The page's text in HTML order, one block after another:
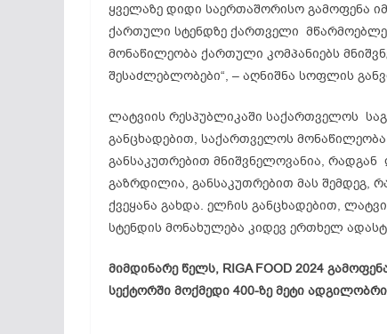
ყველაზე დიდი საერთაშორისო გამოფენა
ქართული სტენდზე ქართველი
მონაწილეობა ქართული კომპანიებს
შესაძლებლობები“, – აღნიშნა სოფლის
ლატვიის რესპუბლიკაში საქართველოს
განცხადებით, საქართველოს მონაწილეობა
განსაკუთრებით მნიშვნელოვანია,
გაზრდილია, განსაკუთრებით მას შემდეგ,
ქვეყანა გახდა. ელჩის განცხადებით,
სტენდის მონახულება კიდევ ერთხელ
მიმდინარე წელს, RIGA FOOD 2024
სექტორში მოქმედი 400-ზე მეტი